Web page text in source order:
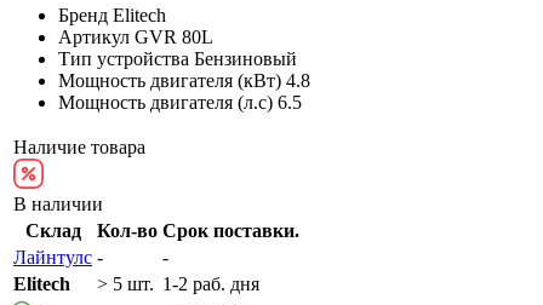
Бренд Elitech
Артикул GVR 80L
Тип устройства Бензиновый
Мощность двигателя (кВт) 4.8
Мощность двигателя (л.с) 6.5
Наличие товара
В наличии
Склад
Кол-во Срок поставки.
Лайнтулс -
-
Elitech
> 5 шт. 1-2 раб. дня